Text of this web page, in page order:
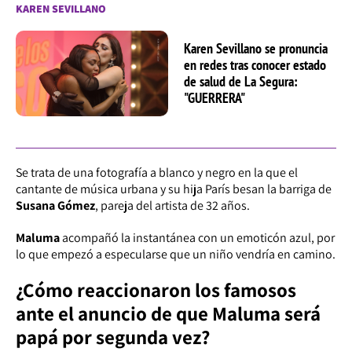
KAREN SEVILLANO
Karen Sevillano se pronuncia
en redes tras conocer estado
de salud de La Segura:
"GUERRERA"
Se trata de una fotografía a blanco y negro en la que el
cantante de música urbana y su hija París besan la barriga de
Susana Gómez, pareja del artista de 32 años.
Malumaacompañó la instantánea con un emoticón azul, por
lo que empezó a especularse que un niño vendría en camino.
¿Cómo reaccionaron los famosos
ante el anuncio de que Maluma será
papá por segunda vez?